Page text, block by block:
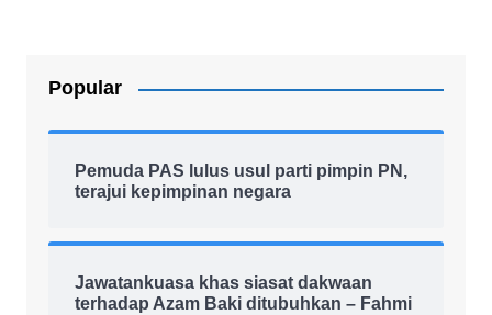
Popular
Pemuda PAS lulus usul parti pimpin PN,
terajui kepimpinan negara
Jawatankuasa khas siasat dakwaan
terhadap Azam Baki ditubuhkan – Fahmi